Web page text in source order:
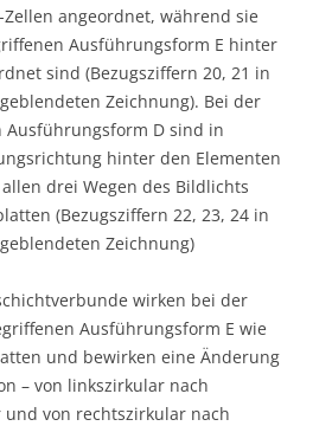
angeordnet, während sie
Ausführungsform E hinter
sind (Bezugsziffern 20, 21 in
Zeichnung). Bei der
Ausführungsform D sind in
hinter den Elementen
drei Wegen des Bildlichts
(Bezugsziffern 22, 23, 24 in
Zeichnung)
wirken bei der
Ausführungsform E wie
und bewirken eine Änderung
– von linkszirkular nach
von rechtszirkular nach